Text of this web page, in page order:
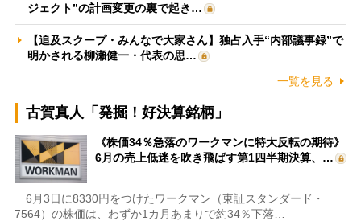
ジェクト”の計画変更の裏で起き…
【追及スクープ・みんなで大家さん】独占入手“内部議事録”で
明かされる柳瀬健一・代表の思…
一覧を見る
古賀真人「発掘！好決算銘柄」
《株価34％急落のワークマンに特大反転の期待》
6月の売上低迷を吹き飛ばす第1四半期決算、…
6月3日に8330円をつけたワークマン（東証スタンダード・
7564）の株価は、わずか1カ月あまりで約34％下落…